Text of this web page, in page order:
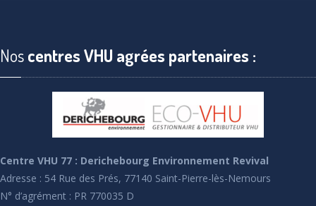
Noscentres VHU agrées partenaires :
Centre VHU 77 : Derichebourg Environnement Revival
Adresse : 54 Rue des Prés, 77140 Saint-Pierre-lès-Nemours
N° d’agrément : PR 770035 D